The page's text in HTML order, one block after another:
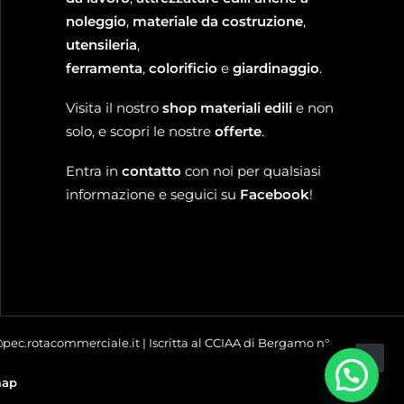
noleggio, materiale da costruzione,
utensileria,
ferramenta, colorificio e giardinaggio.
Visita il nostro shop materiali edili e non
solo, e scopri le nostre offerte.
Entra in contatto con noi per qualsiasi
informazione e seguici su Facebook!
| Iscritta al CCIAA di Bergamo n°